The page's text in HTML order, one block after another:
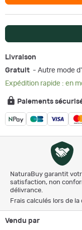
Livraison
Gratuit - Autre mode
Expédition rapide : en
Paiements
NaturaBuy garantit
satisfaction, non
délivrance.
Frais calculés lors de la
Vendu par